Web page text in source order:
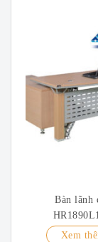
Bàn lãnh
Xem